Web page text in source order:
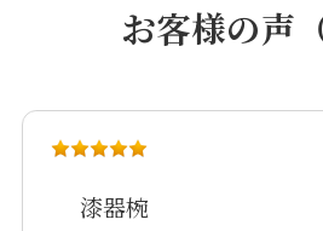
お客様の声
漆器椀